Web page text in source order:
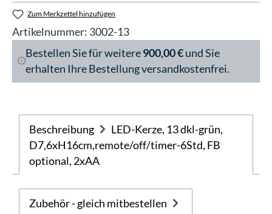
Zum Merkzettel hinzufügen
Artikelnummer: 3002-13
Bestellen Sie für weitere900,00 €und Sie
erhalten Ihre Bestellung versandkostenfrei.
Beschreibung
LED-Kerze, 13 dkl-grün,
D7,6xH16cm,remote/off/timer-6Std, FB
optional, 2xAA
Zubehör - gleich mitbestellen